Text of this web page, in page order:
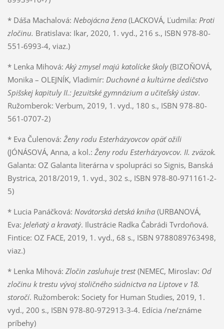
* Dáša Machalová: Nebojácna žena(LACKOVÁ, Ľudmila: Proti
zločinu. Bratislava: Ikar, 2020, 1. vyd., 216 s., ISBN 978-80-
551-6993-4, viaz.)
* Lenka Mihová:Aký zmysel majú katolícke školy(BIZOŇOVÁ,
Monika – OLEJNÍK, Vladimír: Duchovné a kultúrne dedičstvo
Spišskej kapituly II.: Jezuitské gymnázium a učiteľský ústav.
Ružomberok: Verbum, 2019, 1. vyd., 180 s., ISBN 978-80-
561-0707-2)
* Eva Čulenová: Ženy rodu Esterházyovcov opäť ožili
(JÓNÁSOVÁ, Anna, a kol.: Ženy rodu Esterházyovcov. II. zväzok.
Galanta: OZ Galanta literárna v spolupráci so Signis, Banská
Bystrica, 2018/2019, 1. vyd., 302 s., ISBN 978-80-971161-2-
5)
* Lucia Panáčková: Novátorská detská kniha (URBANOVÁ,
Eva: Jeleňatý a kravatý. Ilustrácie Radka Čabrádi Tvrdoňová.
Fintice: OZ FACE, 2019, 1. vyd., 68 s., ISBN 9788089763498,
viaz.)
* Lenka Mihová: Zločin zasluhuje trest(NEMEC, Miroslav: Od
zločinu k trestu vývoj stoličného súdnictva na Liptove v 18.
storočí. Ružomberok: Society for Human Studies, 2019, 1.
vyd., 200 s., ISBN 978-80-972913-3-4. Edícia /ne/známe
príbehy)